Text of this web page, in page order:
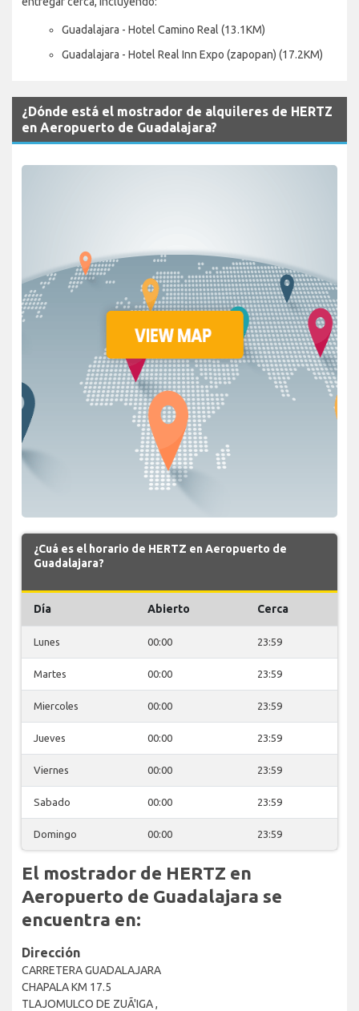
Guadalajara - Hotel Camino Real (13.1KM)
Guadalajara - Hotel Real Inn Expo (zapopan) (17.2KM)
¿Dónde está el mostrador de alquileres de HERTZ
en Aeropuerto de Guadalajara?
¿Cuá es el horario de HERTZ en Aeropuerto de
Guadalajara?
Día Abierto Cerca
Lunes 00:00 23:59
Martes 00:00 23:59
Miercoles 00:00 23:59
Jueves 00:00 23:59
Viernes 00:00 23:59
Sabado 00:00 23:59
Domingo 00:00 23:59
El mostrador de HERTZ en
Aeropuerto de Guadalajara se
encuentra en:
Dirección
CARRETERA GUADALAJARA
CHAPALA KM 17.5
TLAJOMULCO DE ZUÃ'IGA ,